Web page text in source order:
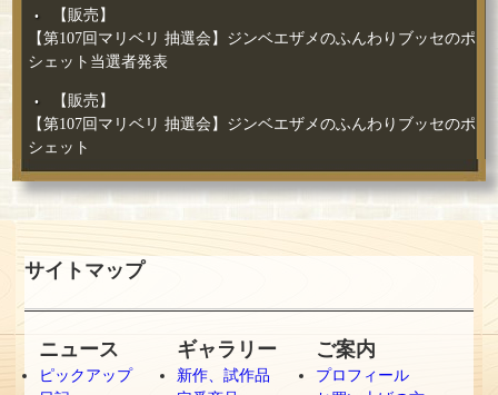
【販売】
【第107回マリベリ 抽選会】ジンベエザメのふんわりブッセのポ
シェット当選者発表
【販売】
【第107回マリベリ 抽選会】ジンベエザメのふんわりブッセのポ
シェット
サイトマップ
ニュース
ピックアップ
ギャラリー
新作、試作品
ご案内
プロフィール